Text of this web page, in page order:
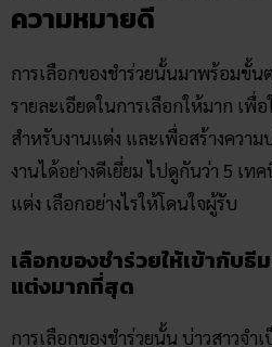
การเลือกของชำร่วยนั้นมาพร้อมขั้น
รายละเอียดในการเลือกให้มาก เพื่
สำหรับงานแต่ง และเพื่อสร้างควา
งานได้อย่างดีเยี่ยม ไปดูกันว่า 5 เทค
แต่ง​ เลือกอย่างไรให้โดนใจผู้รับ
เลือกของชำร่วยให้เข้ากับธี
แต่งมากที่สุด
การเลือกของชำร่วยนั้น บ่าวสาวจำ
รูปทรง โทนสี และดีไซน์การออกแ